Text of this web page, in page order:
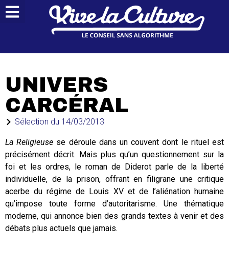
UNIVERS
CARCÉRAL
Sélection du 14/03/2013
La Religieuse se déroule dans un couvent dont le rituel est
précisément décrit. Mais plus qu’un questionnement sur la
foi et les ordres, le roman de Diderot parle de la liberté
individuelle, de la prison, offrant en filigrane une critique
acerbe du régime de Louis XV et de l’aliénation humaine
qu’impose toute forme d’autoritarisme. Une thématique
moderne, qui annonce bien des grands textes à venir et des
débats plus actuels que jamais.